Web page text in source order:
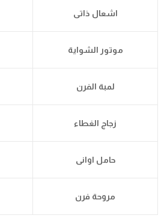
اشعال ذاتى
موتور الشواية
لمبة الفرن
زجاج الغطاء
حامل اوانى
مروحة فرن